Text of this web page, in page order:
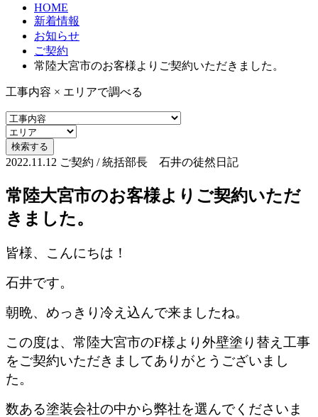
HOME
新着情報
お知らせ
ご契約
常陸大宮市のお客様よりご契約いただきました。
工事内容 × エリアで調べる
2022.11.12 ご契約 / 統括部長 石井の徒然日記
常陸大宮市のお客様よりご契約いただ
きました。
皆様、こんにちは！
石井です。
朝晩、めっきり冷え込んで来ましたね。
この度は、常陸大宮市のF様より外壁塗り替え工事
をご契約いただきましてありがとうございまし
た。
数ある塗装会社の中から弊社を選んでくださいま